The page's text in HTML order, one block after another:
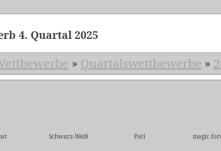
4. Quartal 2025
» Quartalswettbewerbe »
Schwarz-Weiß Pati magic